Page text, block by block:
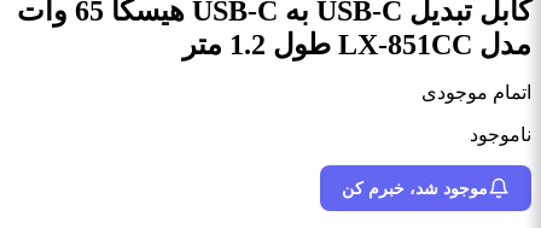
کابل تبدیل USB-C به USB-C هیسکا 65 وات
مدل LX-851CC طول 1.2 متر
اتمام موجودی
ناموجود
موجود شد، خبرم کن